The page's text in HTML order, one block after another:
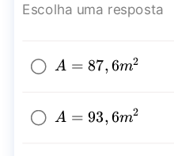
Escolha uma resposta
A=87,6{{m}^2}
A = 87,6m2
A=93,6{{m}^2}
A = 93,6m2